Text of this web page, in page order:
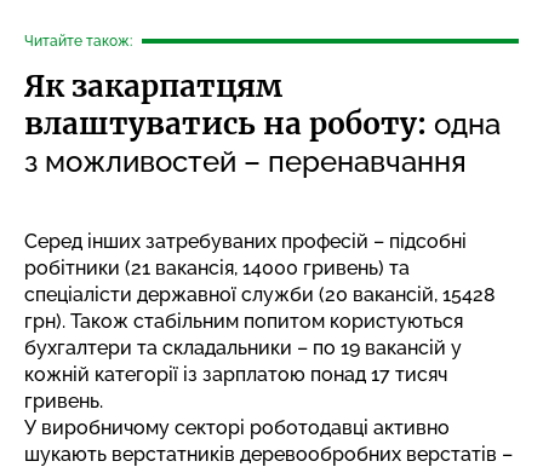
Читайте також:
Як закарпатцям
влаштуватись на роботу: одна
з можливостей – перенавчання
Серед інших затребуваних професій – підсобні
робітники (21 вакансія, 14000 гривень) та
спеціалісти державної служби (20 вакансій, 15428
грн). Також стабільним попитом користуються
бухгалтери та складальники – по 19 вакансій у
кожній категорії із зарплатою понад 17 тисяч
гривень.
У виробничому секторі роботодавці активно
шукають верстатників деревообробних верстатів –